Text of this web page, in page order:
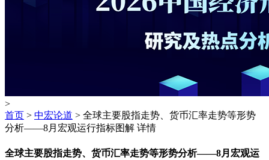
>
首页 > 中宏论道 > 全球主要股指走势、货币汇率走势等形势
分析——8月宏观运行指标图解 详情
全球主要股指走势、货币汇率走势等形势分析——8月宏观运